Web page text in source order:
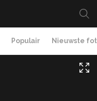
Populair Nieuwste